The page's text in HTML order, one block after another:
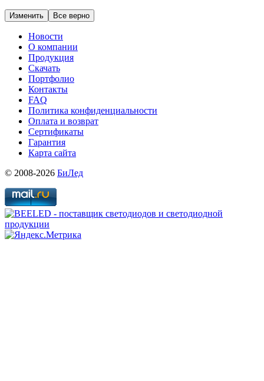
Изменить Все верно
Новости
О компании
Продукция
Скачать
Портфолио
Контакты
FAQ
Политика конфиденциальности
Оплата и возврат
Сертификаты
Гарантия
Карта сайта
© 2008-2026 БиЛед